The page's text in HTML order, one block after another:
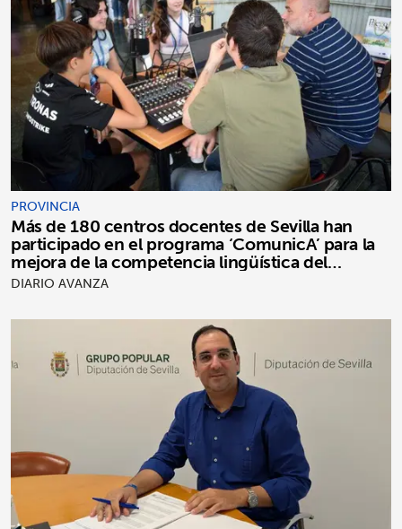
PROVINCIA
Más de 180 centros docentes de Sevilla han
participado en el programa ‘ComunicA’ para la
mejora de la competencia lingüística del
alumnado
DIARIO AVANZA